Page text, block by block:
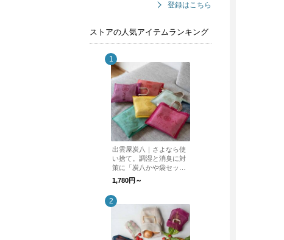
登録はこちら
ストアの人気アイテムランキング
出雲屋炭八｜さよなら使
い捨て。調湿と消臭に対
策に「炭八かや袋セッ
ト」メール便送料無料
1,780円～